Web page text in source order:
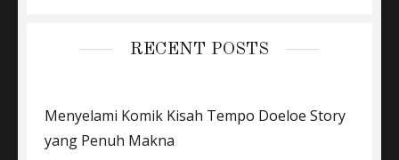
RECENT POSTS
Menyelami Komik Kisah Tempo Doeloe Story
yang Penuh Makna